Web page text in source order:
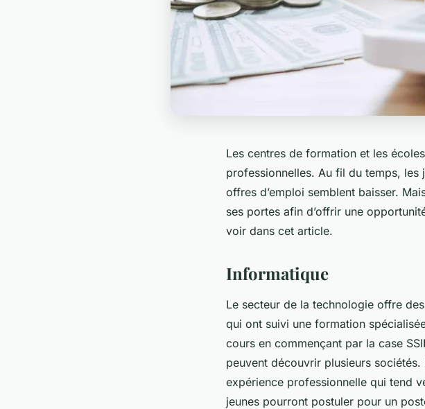
Les centres de formation et les
professionnelles. Au fil du temps,
offres d’emploi semblent baisser.
ses portes afin d’offrir une
voir dans cet article.
Informatique
Le secteur de la technologie offre
qui ont suivi une formation
cours en commençant par la case
peuvent découvrir plusieurs
expérience professionnelle qui tend
jeunes pourront postuler pour un